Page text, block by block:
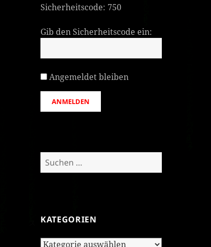
Sicherheitscode: 750
Gib den Sicherheitscode ein:
Angemeldet bleiben
ANMELDEN
Suchen
nach:
KATEGORIEN
Kategorien